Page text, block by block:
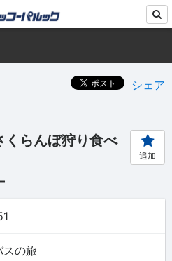
シェア
くらんぼ狩り食べ
追加
スの旅